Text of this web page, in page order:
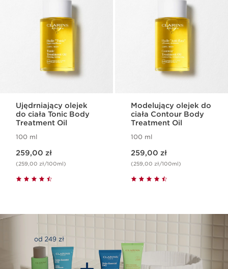
Ujędrniający olejek
do ciała Tonic Body
Treatment Oil
100 ml
259,00 zł
(259,00 zł/100ml)
Modelujący olejek do
ciała Contour Body
Treatment Oil
100 ml
259,00 zł
(259,00 zł/100ml)